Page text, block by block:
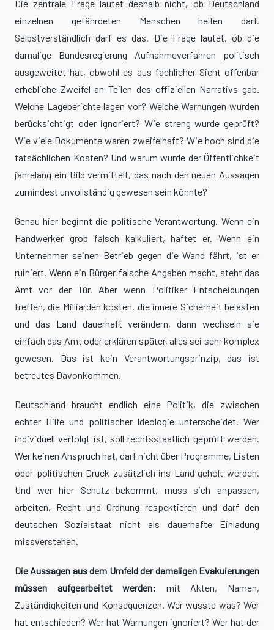
Die zentrale Frage lautet deshalb nicht, ob Deutschland
einzelnen gefährdeten Menschen helfen darf.
Selbstverständlich darf es das. Die Frage lautet, ob die
damalige Bundesregierung Aufnahmeverfahren politisch
ausgeweitet hat, obwohl es aus fachlicher Sicht offenbar
erhebliche Zweifel an Teilen des offiziellen Narrativs gab.
Welche Lageberichte lagen vor? Welche Warnungen wurden
berücksichtigt oder ignoriert? Wie streng wurde geprüft?
Wie viele Dokumente waren zweifelhaft? Wie hoch sind die
tatsächlichen Kosten? Und warum wurde der Öffentlichkeit
jahrelang ein Bild vermittelt, das nach den neuen Aussagen
zumindest unvollständig gewesen sein könnte?
Genau hier beginnt die politische Verantwortung. Wenn ein
Handwerker grob falsch kalkuliert, haftet er. Wenn ein
Unternehmer seinen Betrieb gegen die Wand fährt, ist er
ruiniert. Wenn ein Bürger falsche Angaben macht, steht das
Amt vor der Tür. Aber wenn Politiker Entscheidungen
treffen, die Milliarden kosten, die innere Sicherheit belasten
und das Land dauerhaft verändern, dann wechseln sie
einfach das Amt oder erklären später, alles sei sehr komplex
gewesen. Das ist kein Verantwortungsprinzip, das ist
betreutes Davonkommen.
Deutschland braucht endlich eine Politik, die zwischen
echter Hilfe und politischer Ideologie unterscheidet. Wer
individuell verfolgt ist, soll rechtsstaatlich geprüft werden.
Wer keinen Anspruch hat, darf nicht über Programme, Listen
oder politischen Druck zusätzlich ins Land geholt werden.
Und wer hier Schutz bekommt, muss sich anpassen,
arbeiten, Recht und Ordnung respektieren und darf den
deutschen Sozialstaat nicht als dauerhafte Einladung
missverstehen.
Die Aussagen aus dem Umfeld der damaligen Evakuierungen
müssen aufgearbeitet werden: mit Akten, Namen,
Zuständigkeiten und Konsequenzen. Wer wusste was? Wer
hat entschieden? Wer hat Warnungen ignoriert? Wer hat der